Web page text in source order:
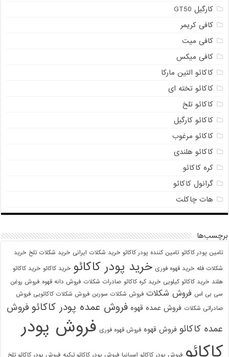
کارگیل GT50
کافی کریمر
کافی میت
کافی میکس
کاکائو التین مارکا
کاکائو تخته ای
کاکائو تلخ
کاکائو کارگیل
کاکائو مرغوب
کاکائو هلندی
کره کاکائو
گرانول کاکائو
هات چاکلت
برچسب‌ها
تامین پودر کاکائو تامین کننده پودر کاکائو خرید شکلات ایرانی خرید شکلات تلخ خرید
شکلات فله خرید قهوه فوری خرید پودر کاکائو خرید کاکائو خرید کاکائو
هلند خرید کاکائو کیلویی خرید کره کاکائو صادرات شکلات فروش دانه قهوه فروش روغن
سی بی اس فروش شکلات فروش شکلات سوربن فروش شکلات کاکائویی فروش
صادراتی شکلات فروش عمده قهوه فروش عمده پودر کاکائو فروش
عمده کاکائو فروش قهوه فروش قهوه فوری فروش پودر